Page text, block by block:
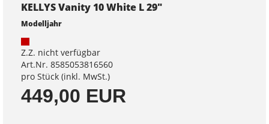
KELLYS Vanity 10 White L 29"
Modelljahr
Z.Z. nicht verfügbar
Art.Nr. 8585053816560
pro Stück (inkl. MwSt.)
449,00 EUR